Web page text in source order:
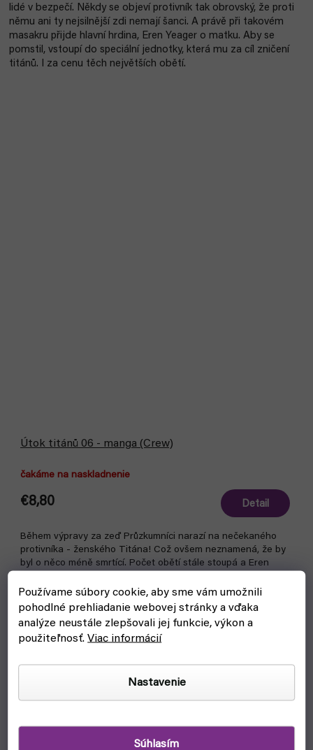
Používame súbory cookie, aby sme vám umožnili
pohodlné prehliadanie webovej stránky a vďaka
analýze neustále zlepšovali jej funkcie, výkon a
použiteľnosť.Viac informácií
Nastavenie
Súhlasím
lidé v bezpečí. Někdy se objeví protivník tak obrovský, že proti
němu ani ty nejsilnější zdi nemají šanci. A právě při takovém
masakru přijde hlavní hrdina, Eren Yeager o matku. Aby se
pomstil, vstoupí do speciální jednotky, která mu za cíl zničení
titánů. I za cenu těch největších obětí.
Útok titánů 06 - manga (Crew)
čakáme na naskladnenie
€8,80 Detail
Během výpravy za zeď Průzkumníci narazí na nečekaného
protivníka - ženského Titána! Což ovšem neznamená, že by
byl o něco méně smrtící. Počet obětí stále stoupá a Eren